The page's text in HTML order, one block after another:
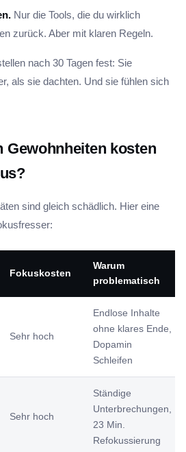
Nur die Tools, die du wirklich
zurück. Aber mit klaren Regeln.
nach 30 Tagen fest: Sie
als sie dachten. Und sie fühlen sich
Gewohnheiten kosten
sind gleich schädlich. Hier eine
Fokuskosten
Warum
problematisch
Sehr hoch
Endlose Inhalte
ohne klares Ende,
Dopamin
Schleifen
Sehr hoch
Ständige
Unterbrechungen,
23 Min.
Refokussierung